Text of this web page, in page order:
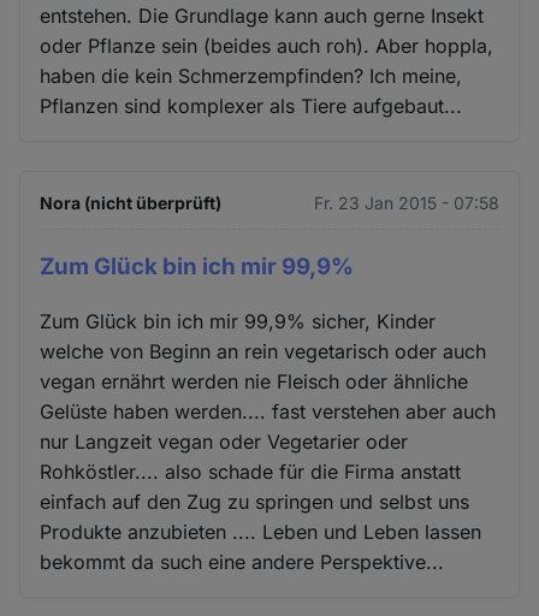
entstehen. Die Grundlage kann auch gerne Insekt
oder Pflanze sein (beides auch roh). Aber hoppla,
haben die kein Schmerzempfinden? Ich meine,
Pflanzen sind komplexer als Tiere aufgebaut...
Nora (nicht überprüft) Fr. 23 Jan 2015 - 07:58
Zum Glück bin ich mir 99,9%
Zum Glück bin ich mir 99,9% sicher, Kinder
welche von Beginn an rein vegetarisch oder auch
vegan ernährt werden nie Fleisch oder ähnliche
Gelüste haben werden.... fast verstehen aber auch
nur Langzeit vegan oder Vegetarier oder
Rohköstler.... also schade für die Firma anstatt
einfach auf den Zug zu springen und selbst uns
Produkte anzubieten .... Leben und Leben lassen
bekommt da such eine andere Perspektive...